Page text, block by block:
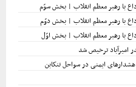
با رهبر معظم انقلاب | بخش سوّم
با رهبر معظم انقلاب | بخش دوّم
با رهبر معظم انقلاب | بخش اوّل
ایمنی در سواحل تنکابن